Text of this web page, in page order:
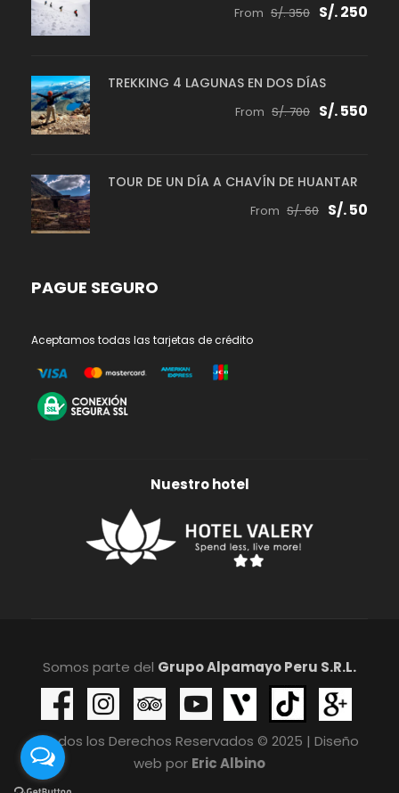
From S/. 350 S/. 250
TREKKING 4 LAGUNAS EN DOS DÍAS
From S/. 700 S/. 550
TOUR DE UN DÍA A CHAVÍN DE HUANTAR
From S/. 60 S/. 50
PAGUE SEGURO
Aceptamos todas las tarjetas de crédito
Nuestro hotel
Somos parte del Grupo Alpamayo Peru S.R.L.
Todos los Derechos Reservados © 2025 | Diseño
web por Eric Albino